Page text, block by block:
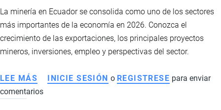
La minería en Ecuador se consolida como uno de los sectores
más importantes de la economía en 2026. Conozca el
crecimiento de las exportaciones, los principales proyectos
mineros, inversiones, empleo y perspectivas del sector.
LEE MÁS SOBRE
LA
INICIE SESIÓN o REGISTRESE para enviar
comentarios